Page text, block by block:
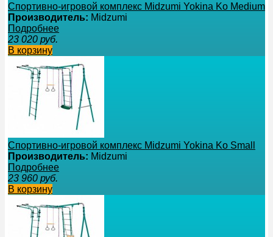
Спортивно-игровой комплекс Midzumi Yokina Ko Medium
Производитель: Midzumi
Подробнее
23 020 руб.
В корзину
Спортивно-игровой комплекс Midzumi Yokina Ko Small
Производитель: Midzumi
Подробнее
23 960 руб.
В корзину